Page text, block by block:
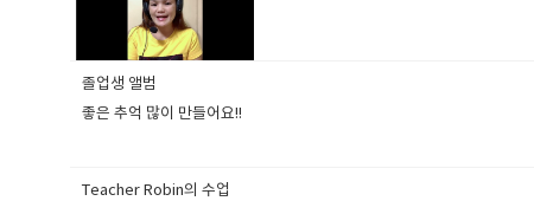
졸업생 앨범
좋은 추억 많이 만들어요!!
Teacher Robin의 수업